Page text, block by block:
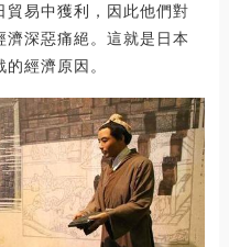
貿易中獲利，因此他們對
深惡痛絕。這就是日本
經濟原因。